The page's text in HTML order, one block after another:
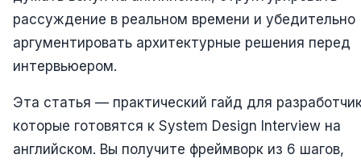
рассуждение в реальном времени и убедительно
аргументировать архитектурные решения перед
интервьюером.
Эта статья — практический гайд для
которые готовятся к System Design Interview на
английском. Вы получите фреймворк из 6 шагов,